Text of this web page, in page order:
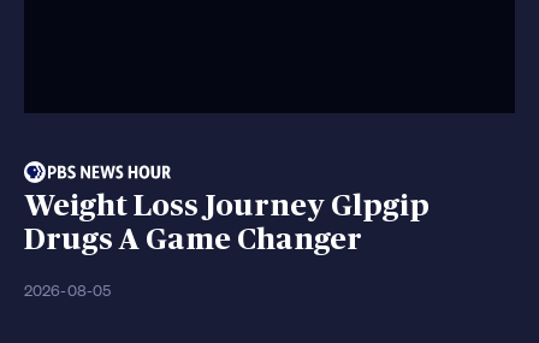
Weight Loss Journey Glpgip
Drugs A Game Changer
2026-08-05